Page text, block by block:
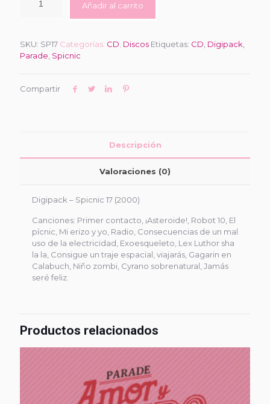
Añadir al carrito
SKU: SP17 Categorías: CD, Discos Etiquetas: CD, Digipack,
Parade, Spicnic
Compartir
Descripción
Valoraciones (0)
Digipack – Spicnic 17 (2000)
Canciones: Primer contacto, ¡Asteroide!, Robot 10, El
pícnic, Mi erizo y yo, Radio, Consecuencias de un mal
uso de la electricidad, Exoesqueleto, Lex Luthor sha
la la, Consigue un traje espacial, viajarás, Gagarin en
Calabuch, Niño zombi, Cyrano sobrenatural, Jamás
seré feliz.
Productos relacionados